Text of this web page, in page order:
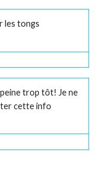
les tongs
trop tôt! Je ne
cette info